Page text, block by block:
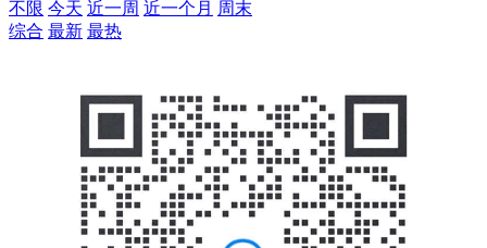
不限 今天 近一周 近一个月 周末
综合 最新 最热